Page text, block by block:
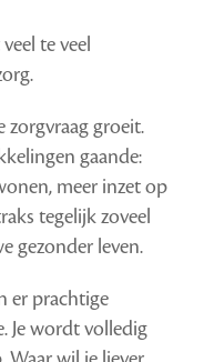
te veel
zorgvraag groeit.
gaande:
meer inzet op
tegelijk zoveel
gezonder leven.
er prachtige
Je wordt volledig